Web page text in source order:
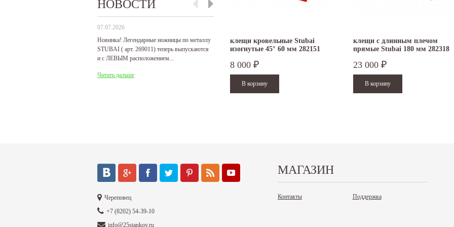
НОВОСТИ
07.07.2026
Новинка! Легендарные ножницы по металлу
STUBAI ( арт. 269011) теперь выпускаются
и с ЛЕВЫМ расположением...
Читать дальше
Режим работы офисов в новогодние
праздники 2025 - 2026 г.: г. Москва: 29, 30
Читать дальше
30 апреля - работаем в обычном режиме с
01 по 04 мая - выходные дни с 05 по 07 мая
Читать дальше
клещи кровельные Stubai
изогнутые 45° 60 мм 282151
8 000 ₽
клещи с длинным плечом
прямые Stubai 180 мм 282318
23 000 ₽
Череповец
+7 (8202) 54-39-10
info@25stankov.ru
МАГАЗИН
Контакты Поддержка